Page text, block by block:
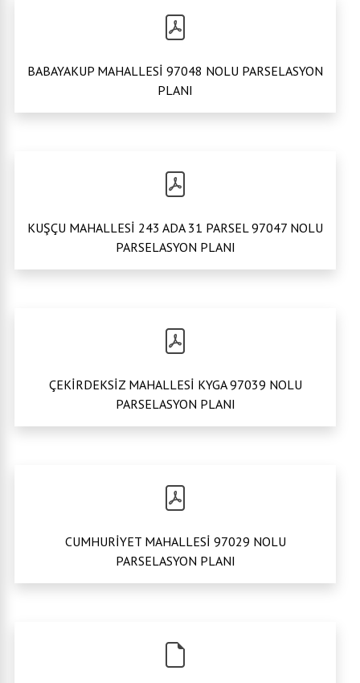
BABAYAKUP MAHALLESİ 97048 NOLU PARSELASYON
PLANI
KUŞÇU MAHALLESİ 243 ADA 31 PARSEL 97047 NOLU
PARSELASYON PLANI
ÇEKİRDEKSİZ MAHALLESİ KYGA 97039 NOLU
PARSELASYON PLANI
CUMHURİYET MAHALLESİ 97029 NOLU
PARSELASYON PLANI